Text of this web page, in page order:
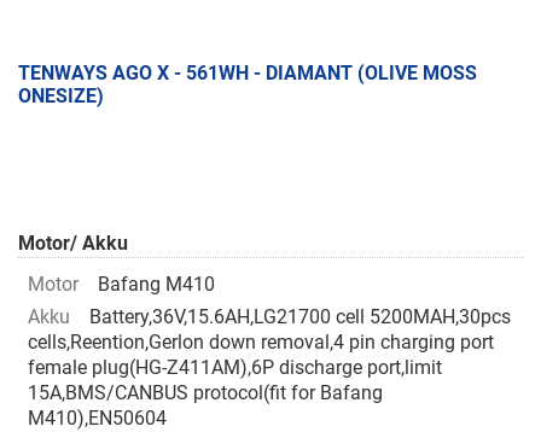
TENWAYS AGO X - 561WH - DIAMANT (OLIVE MOSS
ONESIZE)
Motor/ Akku
Motor
Bafang M410
Akku
Battery,36V,15.6AH,LG21700 cell 5200MAH,30pcs
cells,Reention,Gerlon down removal,4 pin charging port
female plug(HG-Z411AM),6P discharge port,limit
15A,BMS/CANBUS protocol(fit for Bafang
M410),EN50604